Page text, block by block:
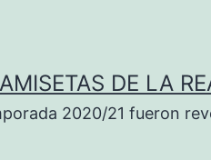
DE LA
2020/21 fueron